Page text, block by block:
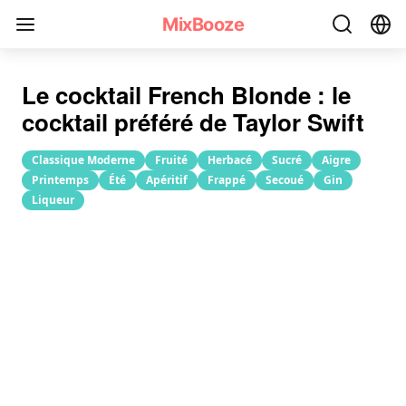
MixBooze
Recette du cocktail French Blonde(Blonde française)
Le cocktail French Blonde : le
cocktail préféré de Taylor Swift
Classique Moderne Fruité Herbacé Sucré
Aigre
Printemps
Été Apéritif Frappé Secoué
Gin
Liqueur